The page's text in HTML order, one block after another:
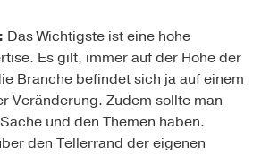
Das Wichtigste ist eine hohe
Es gilt, immer auf der Höhe der
Branche befindet sich ja auf einem
Veränderung. Zudem sollte man
und den Themen haben.
den Tellerrand der eigenen